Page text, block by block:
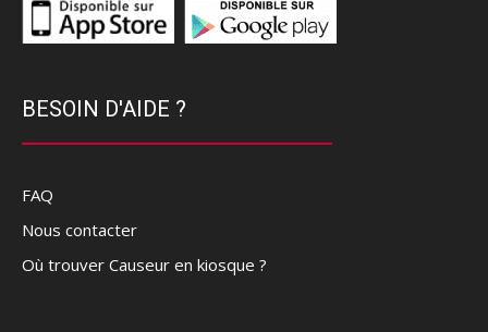
BESOIN D'AIDE ?
FAQ
Nous contacter
Où trouver Causeur en kiosque ?